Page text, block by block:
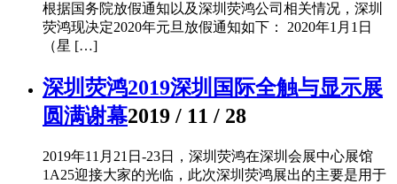
根据国务院放假通知以及深圳荧鸿公司相关情况，深圳
荧鸿现决定2020年元旦放假通知如下： 2020年1月1日
（星 […]
深圳荧鸿2019深圳国际全触与显示展
圆满谢幕2019 / 11 / 28
2019年11月21日-23日，深圳荧鸿在深圳会展中心展馆
1A25迎接大家的光临，此次深圳荧鸿展出的主要是用于